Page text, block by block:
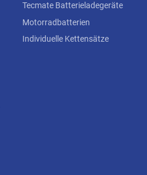
Tecmate Batterieladegeräte
Motorradbatterien
Individuelle Kettensätze